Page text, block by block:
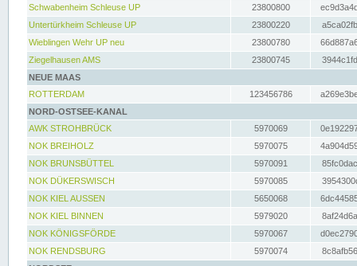
Schwabenheim Schleuse UP
23800800
Untertürkheim Schleuse UP
23800220
Wieblingen Wehr UP neu
23800780
Ziegelhausen AMS
23800745
NEUE MAAS
ROTTERDAM
123456786
NORD-OSTSEE-KANAL
AWK STROHBRÜCK
5970069
NOK BREIHOLZ
5970075
NOK BRUNSBÜTTEL
5970091
NOK DÜKERSWISCH
5970085
NOK KIEL AUSSEN
5650068
NOK KIEL BINNEN
5979020
NOK KÖNIGSFÖRDE
5970067
NOK RENDSBURG
5970074